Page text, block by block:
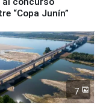
“Copa Junín”
7